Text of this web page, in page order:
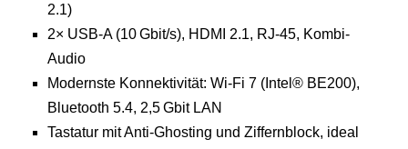
2.1)
2× USB-A (10 Gbit/s), HDMI 2.1, RJ-45, Kombi-
Audio
Modernste Konnektivität: Wi-Fi 7 (Intel® BE200),
Bluetooth 5.4, 2,5 Gbit LAN
Tastatur mit Anti-Ghosting und Ziffernblock, ideal